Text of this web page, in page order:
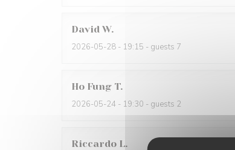
David W
2026-05-28 - 19:15 - guests 7
Ho Fung T
2026-05-24 - 19:30 - guests 2
Riccardo L